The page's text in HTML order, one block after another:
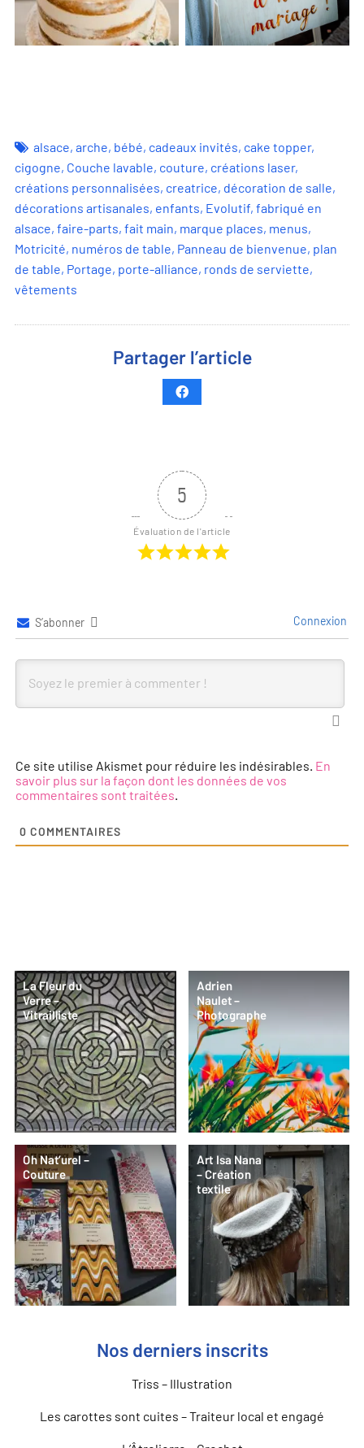
alsace,arche, bébé, cadeaux invités, cake topper,
cigogne, Couche lavable, couture, créations laser,
créations personnalisées, creatrice, décoration de salle,
décorations artisanales, enfants, Evolutif, fabriqué en
alsace, faire-parts, fait main, marque places, menus,
Motricité, numéros de table, Panneau de bienvenue, plan
de table, Portage, porte-alliance, ronds de serviette,
vêtements
Partager l’article
5
Évaluation de l'article
S’abonner Connexion
Ce site utilise Akismet pour réduire les indésirables. En
savoir plus sur la façon dont les données de vos
commentaires sont traitées.
0 COMMENTAIRES
La Fleur du
Verre –
Vitrailliste
Adrien
Naulet –
Photographe
Oh Nat’urel –
Couture
Art Isa Nana
– Création
textile
Nos derniers inscrits
Triss – Illustration
Les carottes sont cuites – Traiteur local et engagé